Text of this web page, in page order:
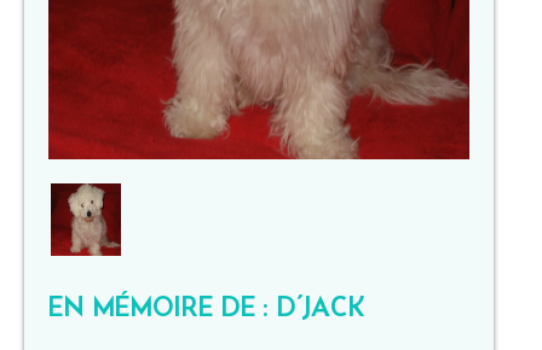
EN MÉMOIRE DE : D’JACK